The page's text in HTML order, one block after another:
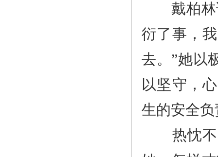
戴柏林说
衍了事，
去。”她以
以坚守，
生的安全
热忱不